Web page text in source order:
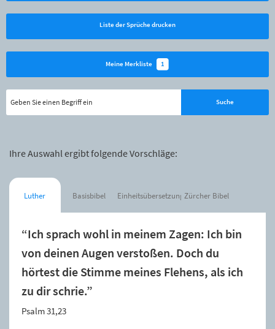
Liste der Sprüche drucken
Meine Merkliste 1
Ihre Auswahl ergibt folgende Vorschläge:
Luther Basisbibel Einheitsübersetzung Zürcher Bibel
“Ich sprach wohl in meinem Zagen: Ich bin
von deinen Augen verstoßen. Doch du
hörtest die Stimme meines Flehens, als ich
zu dir schrie.”
Psalm 31,23